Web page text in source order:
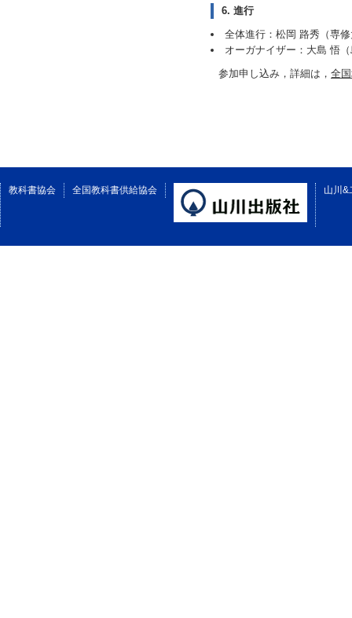
6. 進行
全体進行：松岡 路秀（専
オーガナイザー：大島 悟
参加申し込み，詳細は， 全
教科書協会 全国教科書供給協会 山川&